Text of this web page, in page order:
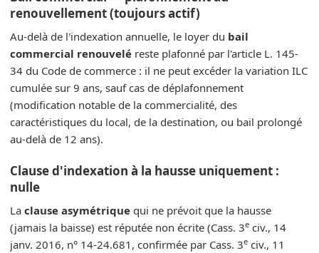
renouvellement (toujours actif)
Au-delà de l'indexation annuelle, le loyer du bail
commercial renouvelé reste plafonné par l'article L. 145-
34 du Code de commerce : il ne peut excéder la variation ILC
cumulée sur 9 ans, sauf cas de déplafonnement
(modification notable de la commercialité, des
caractéristiques du local, de la destination, ou bail prolongé
au-delà de 12 ans).
Clause d'indexation à la hausse uniquement :
nulle
La clause asymétrique qui ne prévoit que la hausse
(jamais la baisse) est réputée non écrite (Cass. 3e civ., 14
janv. 2016, n° 14-24.681, confirmée par Cass. 3e civ., 11